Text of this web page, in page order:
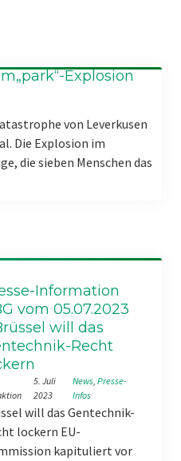
Explosion
von Leverkusen
Die Explosion im
die sieben Menschen das
Information
vom 05.07.2023
will das
Recht
5. Juli
2023
News, Presse-
Infos
will das Gentechnik-
lockern EU-
kapituliert vor